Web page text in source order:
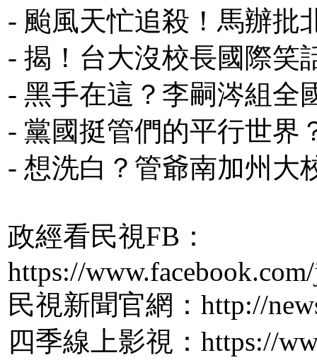
- 颱風天忙追殺！馬辦批
- 揭！台大沒校長國際笑
- 黑手在這？李嗣涔組全
- 黨國挺管們的平行世界
- 想洗白？管爺南加州大
政經看民視FB：
https://
民視新聞官網：http://
四季線上影視：https://